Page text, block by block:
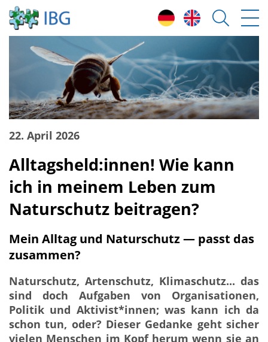
22. April 2026
Alltagsheld:innen! Wie kann
ich in meinem Leben zum
Naturschutz beitragen?
Mein Alltag und Naturschutz — passt das
zusammen?
Naturschutz, Artenschutz, Klimaschutz... das
sind doch Aufgaben von Organisationen,
Politik und Aktivist*innen; was kann ich da
schon tun, oder? Dieser Gedanke geht sicher
vielen Menschen im Kopf herum wenn sie an